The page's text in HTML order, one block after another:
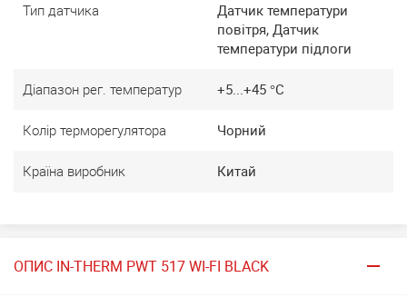
Тип датчика
Датчик температури
повітря, Датчик
температури підлоги
Діапазон рег. температур +5...+45 °C
Колір терморегулятора Чорний
Країна виробник Китай
ОПИС IN-THERM PWT 517 WI-FI BLACK